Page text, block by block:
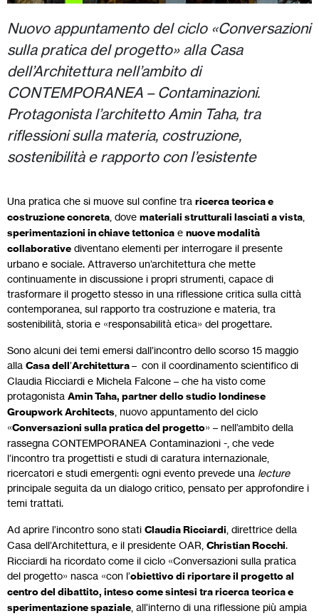
Nuovo appuntamento del ciclo «Conversazioni
sulla pratica del progetto» alla Casa
dell’Architettura nell’ambito di
CONTEMPORANEA – Contaminazioni.
Protagonista l’architetto Amin Taha, tra
riflessioni sulla materia, costruzione,
sostenibilità e rapporto con l’esistente
Una pratica che si muove sul confine tra ricerca teorica e
costruzione concreta, dove materiali strutturali lasciati a vista,
sperimentazioni in chiave tettonica e nuove modalità
collaborative diventano elementi per interrogare il presente
urbano e sociale. Attraverso un’architettura che mette
continuamente in discussione i propri strumenti, capace di
trasformare il progetto stesso in una riflessione critica sulla città
contemporanea, sul rapporto tra costruzione e materia, tra
sostenibilità, storia e «responsabilità etica» del progettare.
Sono alcuni dei temi emersi dall’incontro dello scorso 15 maggio
alla Casa dell’Architettura– con il coordinamento scientifico di
Claudia Ricciardi e Michela Falcone – che ha visto come
protagonista Amin Taha, partner dello studio londinese
Groupwork Architects, nuovo appuntamento del ciclo
«Conversazioni sulla pratica del progetto» – nell’ambito della
rassegna CONTEMPORANEA Contaminazioni -, che vede
l’incontro tra progettisti e studi di caratura internazionale,
ricercatori e studi emergenti: ogni evento prevede una lecture
principale seguita da un dialogo critico, pensato per approfondire i
temi trattati.
Ad aprire l’incontro sono stati Claudia Ricciardi, direttrice della
Casa dell’Architettura, e il presidente OAR, Christian Rocchi.
Ricciardi ha ricordato come il ciclo «Conversazioni sulla pratica
del progetto» nasca «con l’obiettivo di riportare il progetto al
centro del dibattito, inteso come sintesi tra ricerca teorica e
sperimentazione spaziale, all’interno di una riflessione più ampia